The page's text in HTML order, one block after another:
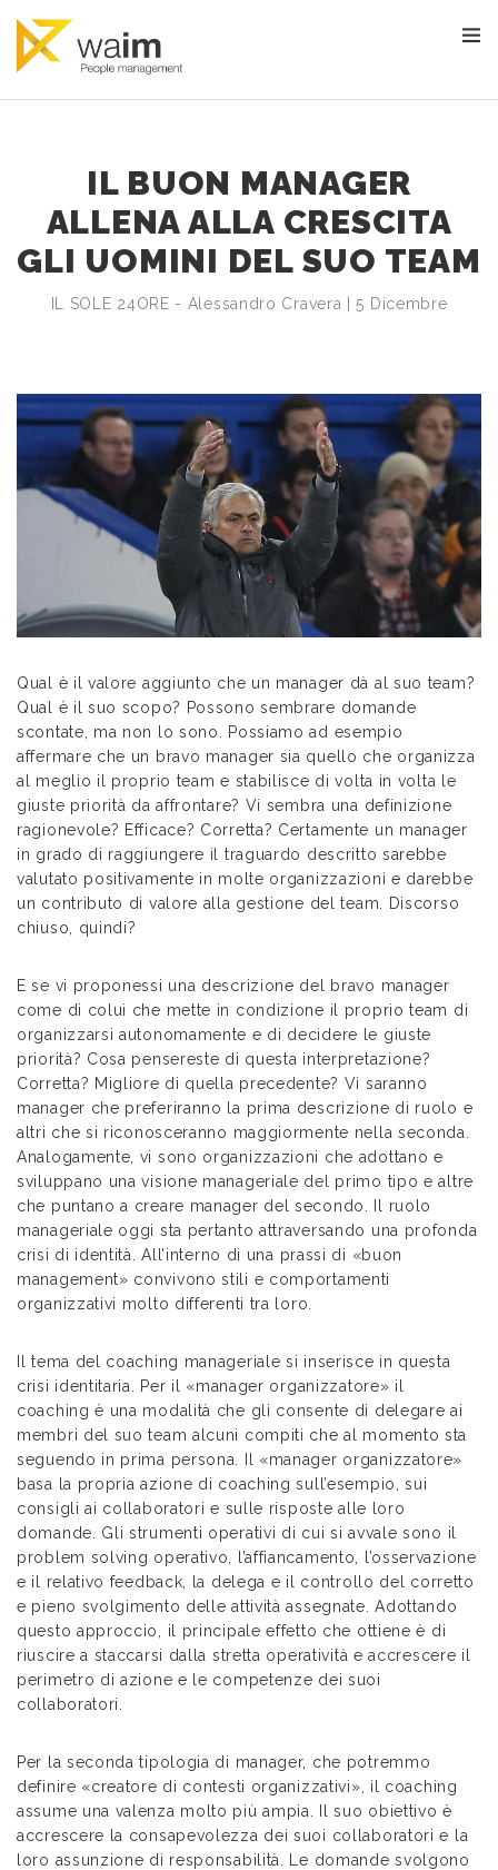
IL BUON MANAGER
ALLENA ALLA CRESCITA
GLI UOMINI DEL SUO TEAM
IL SOLE 24ORE - Alessandro Cravera | 5 Dicembre
Qual è il valore aggiunto che un manager dà al suo team?
Qual è il suo scopo? Possono sembrare domande
scontate, ma non lo sono. Possiamo ad esempio
affermare che un bravo manager sia quello che organizza
al meglio il proprio team e stabilisce di volta in volta le
giuste priorità da affrontare? Vi sembra una definizione
ragionevole? Efficace? Corretta? Certamente un manager
in grado di raggiungere il traguardo descritto sarebbe
valutato positivamente in molte organizzazioni e darebbe
un contributo di valore alla gestione del team. Discorso
chiuso, quindi?
E se vi proponessi una descrizione del bravo manager
come di colui che mette in condizione il proprio team di
organizzarsi autonomamente e di decidere le giuste
priorità? Cosa pensereste di questa interpretazione?
Corretta? Migliore di quella precedente? Vi saranno
manager che preferiranno la prima descrizione di ruolo e
altri che si riconosceranno maggiormente nella seconda.
Analogamente, vi sono organizzazioni che adottano e
sviluppano una visione manageriale del primo tipo e altre
che puntano a creare manager del secondo. Il ruolo
manageriale oggi sta pertanto attraversando una profonda
crisi di identità. All’interno di una prassi di «buon
management» convivono stili e comportamenti
organizzativi molto differenti tra loro.
Il tema del coaching manageriale si inserisce in questa
crisi identitaria. Per il «manager organizzatore» il
coaching è una modalità che gli consente di delegare ai
membri del suo team alcuni compiti che al momento sta
seguendo in prima persona. Il «manager organizzatore»
basa la propria azione di coaching sull’esempio, sui
consigli ai collaboratori e sulle risposte alle loro
domande. Gli strumenti operativi di cui si avvale sono il
problem solving operativo, l’affiancamento, l’osservazione
e il relativo feedback, la delega e il controllo del corretto
e pieno svolgimento delle attività assegnate. Adottando
questo approccio, il principale effetto che ottiene è di
riuscire a staccarsi dalla stretta operatività e accrescere il
perimetro di azione e le competenze dei suoi
collaboratori.
Per la seconda tipologia di manager, che potremmo
definire «creatore di contesti organizzativi», il coaching
assume una valenza molto più ampia. Il suo obiettivo è
accrescere la consapevolezza dei suoi collaboratori e la
loro assunzione di responsabilità. Le domande svolgono